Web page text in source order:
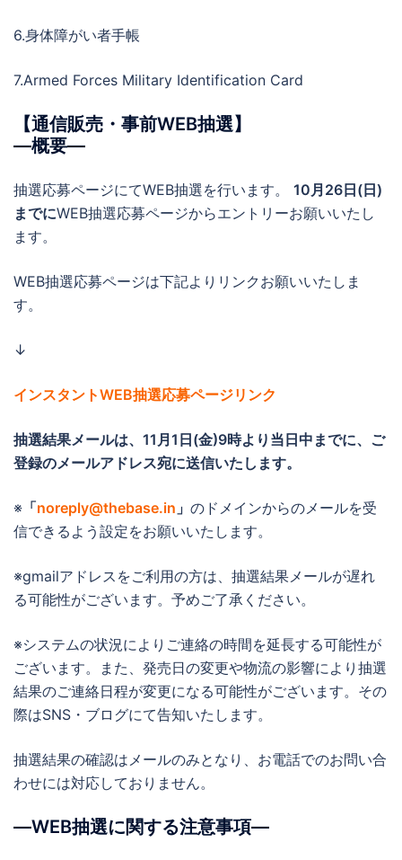
6.身体障がい者手帳
7.Armed Forces Military Identification Card
【通信販売・事前WEB抽選】
―概要―
抽選応募ページにてWEB抽選を行います。 10月26日(日)
までにWEB抽選応募ページからエントリーお願いいたし
ます。
WEB抽選応募ページは下記よりリンクお願いいたしま
す。
↓
インスタントWEB抽選応募ページリンク
抽選結果メールは、 11月1日(金)9時より当日中までに、ご
登録のメールアドレス宛に送信いたします。
※ 「noreply@thebase.in 」 のドメインからのメールを受
信できるよう設定をお願いいたします。
※gmailアドレスをご利用の方は、抽選結果メールが遅れ
る可能性がございます。予めご了承ください。
※システムの状況によりご連絡の時間を延長する可能性が
ございます。また、発売日の変更や物流の影響により抽選
結果のご連絡日程が変更になる可能性がございます。その
際はSNS・ブログにて告知いたします。
抽選結果の確認はメールのみとなり、お電話でのお問い合
わせには対応しておりません。
―WEB抽選に関する注意事項―